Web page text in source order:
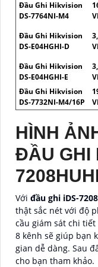
Đầu Ghi Hikvision
DS-7764NI-M4
Đầu Ghi Hikvision
DS-E04HGHI-D
Đầu Ghi Hikvision
DS-E04HGHI-E
Đầu Ghi Hikvision
DS-7732NI-M4/16P
HÌNH
ĐẦU GHI
Với đầu ghi iDS-
thật sắc nét với độ
cầu giám sát chi
8 kênh sẽ giúp bạn
gian dễ dàng. Sau
cho bạn tham khảo.